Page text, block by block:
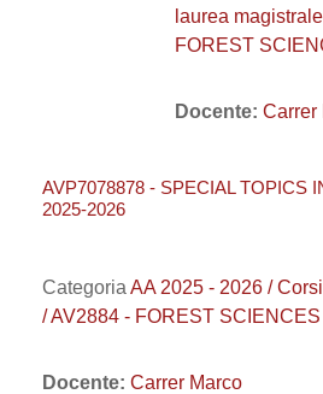
laurea
FOREST
Docente: Carrer
AVP7078878 - SPECIAL TOPICS
2025-2026
Categoria AA 2025 - 2026 /
/ AV2884 - FOREST SCIENCES
Docente: Carrer Marco